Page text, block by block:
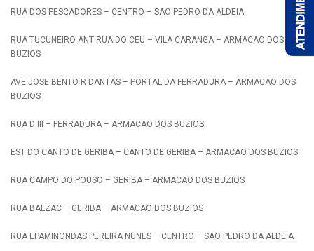
RUA DOS PESCADORES – CENTRO – SAO PEDRO DA ALDEIA
RUA TUCUNEIRO ANT RUA DO CEU – VILA CARANGA – ARMACAO DOS
BUZIOS
AVE JOSE BENTO R DANTAS – PORTAL DA FERRADURA – ARMACAO DOS
BUZIOS
RUA D III – FERRADURA – ARMACAO DOS BUZIOS
EST DO CANTO DE GERIBA – CANTO DE GERIBA – ARMACAO DOS BUZIOS
RUA CAMPO DO POUSO – GERIBA – ARMACAO DOS BUZIOS
RUA BALZAC – GERIBA – ARMACAO DOS BUZIOS
RUA EPAMINONDAS PEREIRA NUNES – CENTRO – SAO PEDRO DA ALDEIA